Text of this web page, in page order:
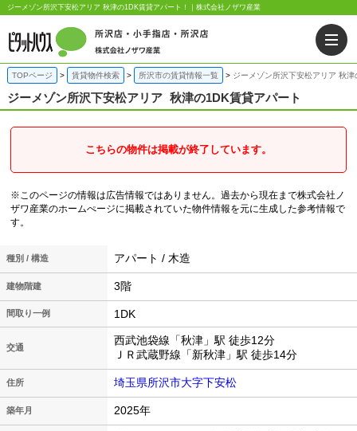
ジーメゾン所沢下安松アリア 秋津の1DK賃貸アパート！｜株式会社ノザワ産業
TOPページ 賃貸物件検索 所沢市の賃貸情報一覧 ジーメゾン所沢下安松アリア 秋
ジーメゾン所沢下安松アリア 秋津の1DK賃貸アパート
こちらの物件は掲載が終了しています。
※このページの情報は広告情報ではありません。過去から現在まで株式会社ノ
ザワ産業のホームぺージに掲載されていた物件情報を元に生成した参考情報で
す。
種別 / 構造 アパート / 木造
建物階建 3階
間取り一例 1DK
交通
西武池袋線「秋津」駅 徒歩12分
ＪＲ武蔵野線「新秋津」駅 徒歩14分
住所 埼玉県所沢市大字下安松
築年月 2025年